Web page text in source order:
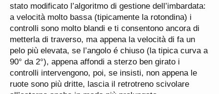
stato modificato l’algoritmo di gestione dell’imbardata:
a velocità molto bassa (tipicamente la rotondina) i
controlli sono molto blandi e ti consentono ancora di
metterla di traverso, ma appena la velocità di fa un
pelo più elevata, se l’angolo é chiuso (la tipica curva a
90° da 2°), appena affondi a sterzo ben girato i
controlli intervengono, poi, se insisti, non appena le
ruote sono più dritte, lascia il retrotreno scivolare